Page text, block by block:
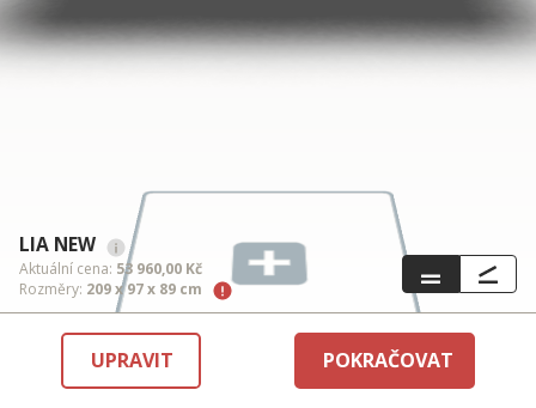
LIA NEW
Aktuální cena: 53 960,00 Kč
Rozměry: 209 x 97 x 89 cm
UPRAVIT POKRAČOVAT